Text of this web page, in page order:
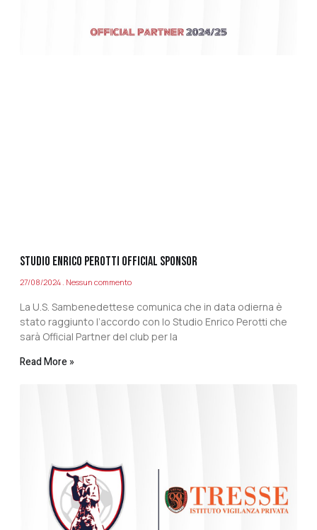
STUDIO ENRICO PEROTTI OFFICIAL SPONSOR
27/08/2024 Nessun commento
La U.S. Sambenedettese comunica che in data odierna è
stato raggiunto l’accordo con lo Studio Enrico Perotti che
sarà Official Partner del club per la
Read More »